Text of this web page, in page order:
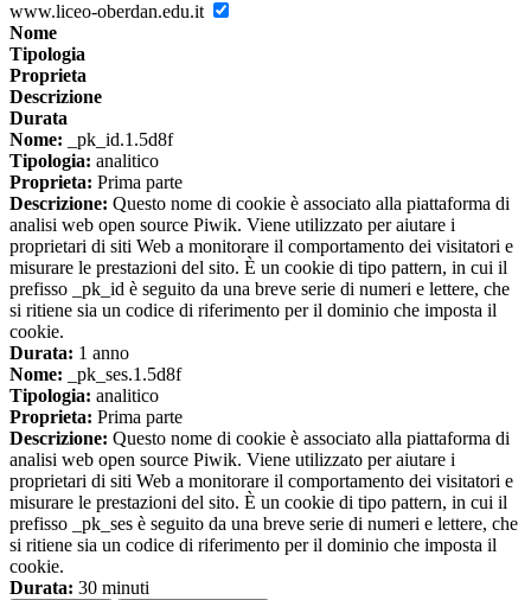
www.liceo-oberdan.edu.it
Nome
Tipologia
Proprieta
Descrizione
Durata
Nome: _pk_id.1.5d8f
Tipologia: analitico
Proprieta: Prima parte
Descrizione: Questo nome di cookie è associato alla piattaforma di
analisi web open source Piwik. Viene utilizzato per aiutare i
proprietari di siti Web a monitorare il comportamento dei visitatori e
misurare le prestazioni del sito. È un cookie di tipo pattern, in cui il
prefisso _pk_id è seguito da una breve serie di numeri e lettere, che
si ritiene sia un codice di riferimento per il dominio che imposta il
cookie.
Durata: 1 anno
Nome: _pk_ses.1.5d8f
Tipologia: analitico
Proprieta: Prima parte
Descrizione: Questo nome di cookie è associato alla piattaforma di
analisi web open source Piwik. Viene utilizzato per aiutare i
proprietari di siti Web a monitorare il comportamento dei visitatori e
misurare le prestazioni del sito. È un cookie di tipo pattern, in cui il
prefisso _pk_ses è seguito da una breve serie di numeri e lettere, che
si ritiene sia un codice di riferimento per il dominio che imposta il
cookie.
Durata: 30 minuti